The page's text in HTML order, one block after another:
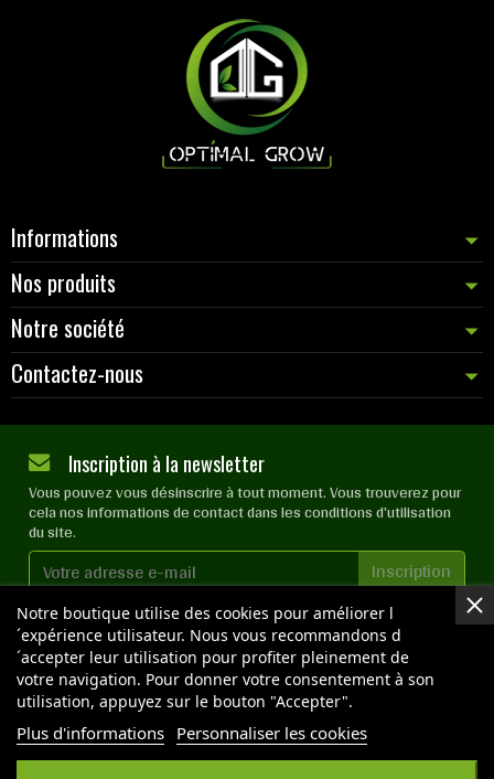
Informations
Nos produits
Notre société
Contactez-nous
Notre boutique utilise des cookies pour améliorer l
´expérience utilisateur. Nous vous recommandons d
´accepter leur utilisation pour profiter pleinement de
votre navigation. Pour donner votre consentement à son
utilisation, appuyez sur le bouton "Accepter".
Plus d'informations Personnaliser les cookies
Inscription à la newsletter
Vous pouvez vous désinscrire à tout moment. Vous trouverez pour
cela nos informations de contact dans les conditions d'utilisation
du site.
J'accepte lesconditions généraleset lapolitique de
confidentialité